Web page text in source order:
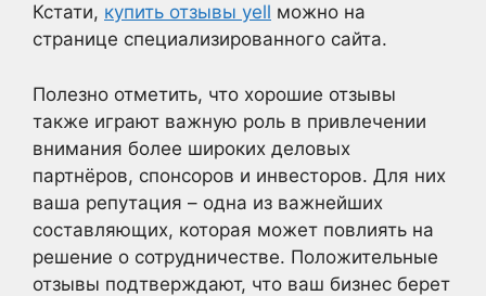
Кстати, купить отзывы yell можно на
странице специализированного сайта.
Полезно отметить, что хорошие отзывы
также играют важную роль в привлечении
внимания более широких деловых
партнёров, спонсоров и инвесторов. Для них
ваша репутация – одна из важнейших
составляющих, которая может повлиять на
решение о сотрудничестве. Положительные
отзывы подтверждают, что ваш бизнес берет